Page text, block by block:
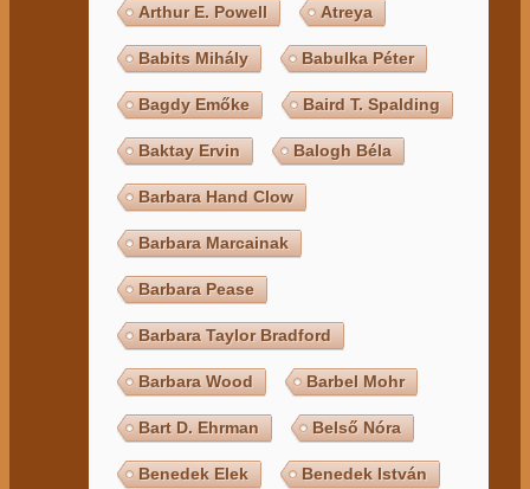
Arthur E. Powell Atreya
Babits Mihály Babulka Péter
Bagdy Emőke Baird T. Spalding
Baktay Ervin Balogh Béla
Barbara Hand Clow
Barbara Marcainak
Barbara Pease
Barbara Taylor Bradford
Barbara Wood Barbel Mohr
Bart D. Ehrman Belső Nóra
Benedek Elek Benedek István